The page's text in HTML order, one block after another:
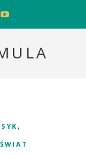
,
ŚWIAT